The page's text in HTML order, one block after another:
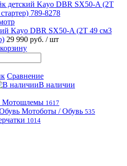
Kayo DBR SX50-A (2T 49 см3
29 990 руб. / шт
Сравнение
В наличии
Мотошлемы 1617
Мотоботы / Обувь 535
1014